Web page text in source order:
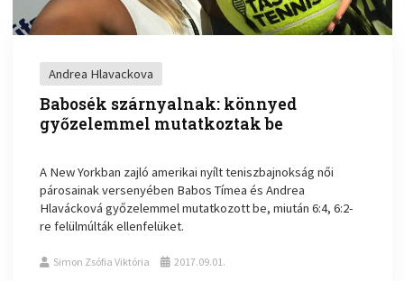
Andrea Hlavackova
Babosék szárnyalnak: könnyed
győzelemmel mutatkoztak be
A New Yorkban zajló amerikai nyílt teniszbajnokság női
párosainak versenyében Babos Tímea és Andrea
Hlavácková győzelemmel mutatkozott be, miután 6:4, 6:2-
re felülmúlták ellenfelüket.
Simon Zsófia Viktória 2017.09.01.